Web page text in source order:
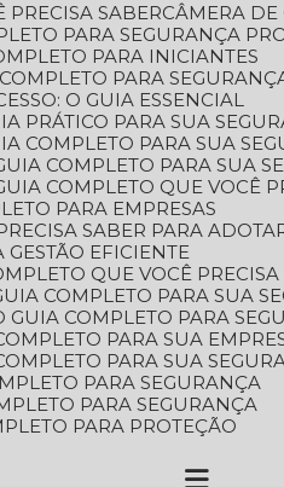
PRECISA SABER
CÂMERA
PARA SEGURANÇA
PARA INICIANTES
PARA
O GUIA ESSENCIAL
PRÁTICO PARA SUA
COMPLETO PARA SUA
COMPLETO PARA SUA
COMPLETO QUE VOCÊ
PARA EMPRESAS
SABER PARA
GESTÃO EFICIENTE
QUE VOCÊ PRECISA
COMPLETO PARA SUA
GUIA COMPLETO PARA
PARA SUA
PARA SUA
PARA SEGURANÇA
PARA SEGURANÇA
PARA PROTEÇÃO